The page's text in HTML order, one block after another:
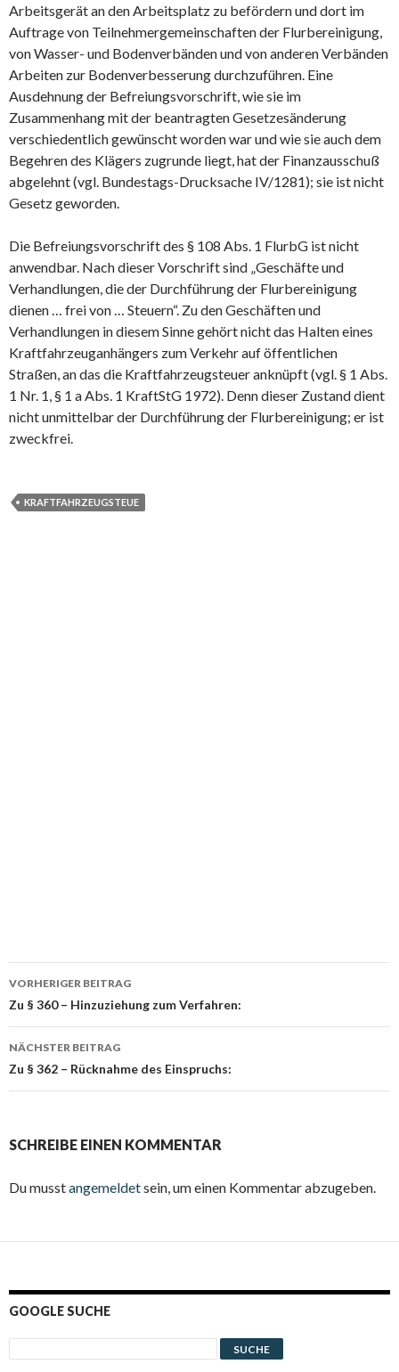
Arbeitsgerät an den Arbeitsplatz zu befördern und dort im
Auftrage von Teilnehmergemeinschaften der Flurbereinigung,
von Wasser- und Bodenverbänden und von anderen Verbänden
Arbeiten zur Bodenverbesserung durchzuführen. Eine
Ausdehnung der Befreiungsvorschrift, wie sie im
Zusammenhang mit der beantragten Gesetzesänderung
verschiedentlich gewünscht worden war und wie sie auch dem
Begehren des Klägers zugrunde liegt, hat der Finanzausschuß
abgelehnt (vgl. Bundestags-Drucksache IV/1281); sie ist nicht
Gesetz geworden.
Die Befreiungsvorschrift des § 108 Abs. 1 FlurbG ist nicht
anwendbar. Nach dieser Vorschrift sind „Geschäfte und
Verhandlungen, die der Durchführung der Flurbereinigung
dienen … frei von … Steuern“. Zu den Geschäften und
Verhandlungen in diesem Sinne gehört nicht das Halten eines
Kraftfahrzeuganhängers zum Verkehr auf öffentlichen
Straßen, an das die Kraftfahrzeugsteuer anknüpft (vgl. § 1 Abs.
1 Nr. 1, § 1 a Abs. 1 KraftStG 1972). Denn dieser Zustand dient
nicht unmittelbar der Durchführung der Flurbereinigung; er ist
zweckfrei.
KRAFTFAHRZEUGSTEUE
Beitrags-
Navigation
VORHERIGER BEITRAG
Zu § 360 – Hinzuziehung zum Verfahren:
NÄCHSTER BEITRAG
Zu § 362 – Rücknahme des Einspruchs:
SCHREIBE EINEN KOMMENTAR
Du musstangemeldetsein, um einen Kommentar abzugeben.
GOOGLE SUCHE